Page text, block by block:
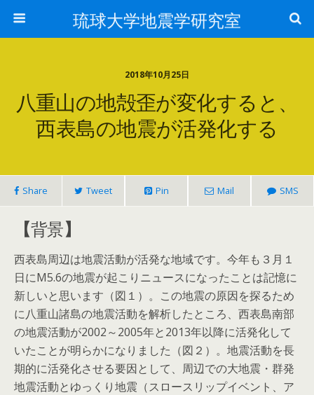
琉球大学地震学研究室
2018年10月25日
八重山の地殻歪が変化すると、
西表島の地震が活発化する
Share Tweet Pin Mail SMS
【背景】
西表島周辺は地震活動が活発な地域です。今年も３月１
日にM5.6の地震が起こりニュースになったことは記憶に
新しいと思います（図１）。この地震の原因を探るため
に八重山諸島の地震活動を解析したところ、西表島南部
の地震活動が2002～2005年と2013年以降に活発化して
いたことが明らかになりました（図２）。地震活動を長
期的に活発化させる要因として、周辺での大地震・群発
地震活動とゆっくり地震（スロースリップイベント、ア